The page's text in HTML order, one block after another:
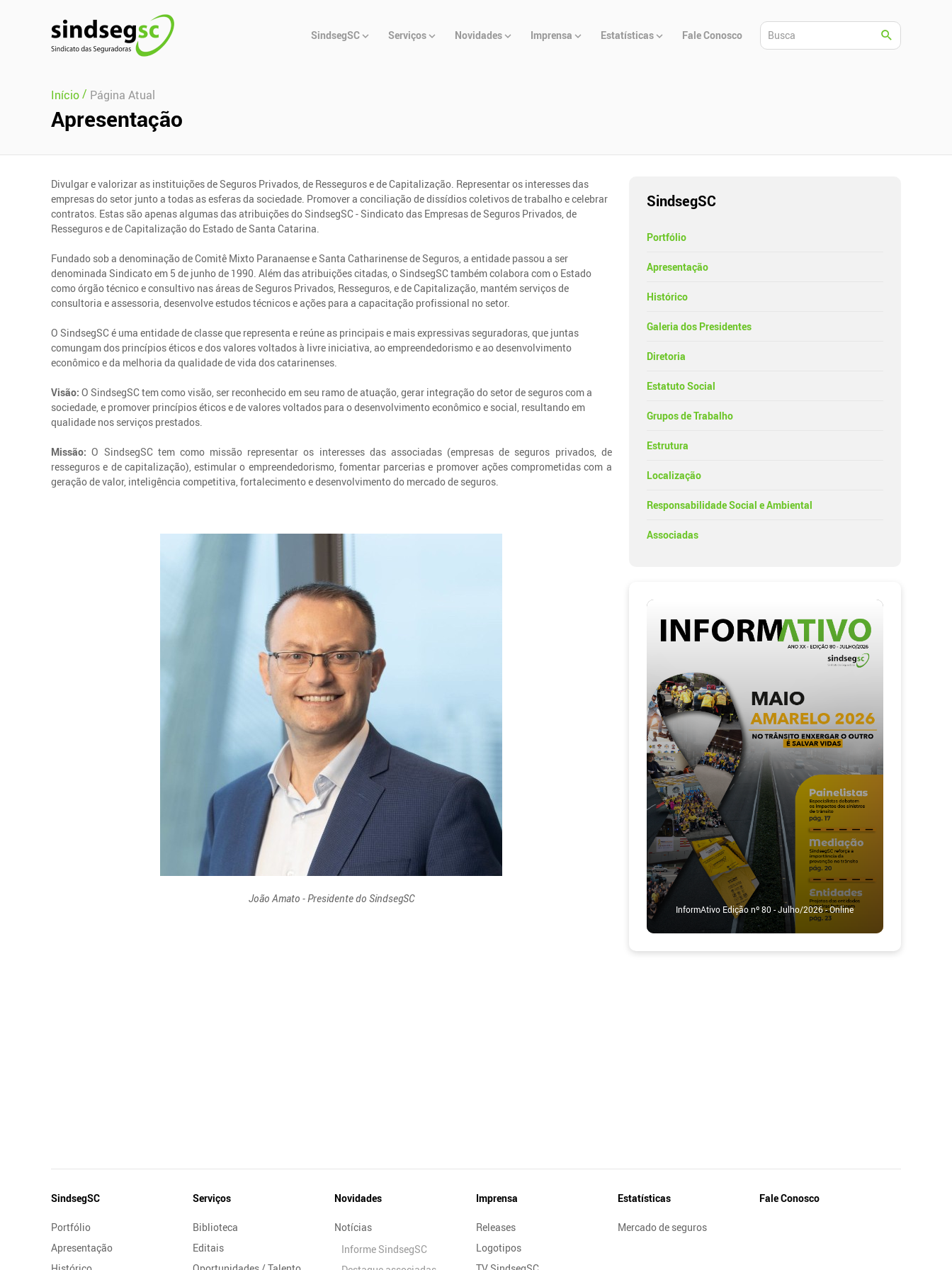
Principal
SindsegSC Serviços Novidades Imprensa Estatísticas Fale Conosco
Início/ Página Atual
Apresentação
Divulgar e valorizar as instituições de Seguros Privados, de Resseguros e de Capitalização. Representar os interesses das
empresas do setor junto a todas as esferas da sociedade. Promover a conciliação de dissídios coletivos de trabalho e celebrar
contratos. Estas são apenas algumas das atribuições do SindsegSC - Sindicato das Empresas de Seguros Privados, de
Resseguros e de Capitalização do Estado de Santa Catarina.
Fundado sob a denominação de Comitê Mixto Paranaense e Santa Catharinense de Seguros, a entidade passou a ser
denominada Sindicato em 5 de junho de 1990. Além das atribuições citadas, o SindsegSC também colabora com o Estado
como órgão técnico e consultivo nas áreas de Seguros Privados, Resseguros, e de Capitalização, mantém serviços de
consultoria e assessoria, desenvolve estudos técnicos e ações para a capacitação profissional no setor.
O SindsegSC é uma entidade de classe que representa e reúne as principais e mais expressivas seguradoras, que juntas
comungam dos princípios éticos e dos valores voltados à livre iniciativa, ao empreendedorismo e ao desenvolvimento
econômico e da melhoria da qualidade de vida dos catarinenses.
Visão:O SindsegSC tem como visão, ser reconhecido em seu ramo de atuação, gerar integração do setor de seguros com a
sociedade, e promover princípios éticos e de valores voltados para o desenvolvimento econômico e social, resultando em
qualidade nos serviços prestados.
Missão:O SindsegSC tem como missão representar os interesses das associadas (empresas de seguros privados, de
resseguros e de capitalização), estimular o empreendedorismo, fomentar parcerias e promover ações comprometidas com a
geração de valor, inteligência competitiva, fortalecimento e desenvolvimento do mercado de seguros.
João Amato - Presidente do SindsegSC
SindsegSC
Portfólio
Apresentação
Histórico
Galeria dos Presidentes
Diretoria
Estatuto Social
Grupos de Trabalho
Estrutura
Localização
Responsabilidade Social e Ambiental
Associadas
InformAtivo Edição nº 80 - Julho/2026 - Online
Mapa
Site
SindsegSC
Portfólio
Apresentação
Serviços
Biblioteca
Editais
Novidades
Notícias
Informe SindsegSC
Imprensa
Releases
Logotipos
Estatísticas
Mercado de seguros
Fale Conosco